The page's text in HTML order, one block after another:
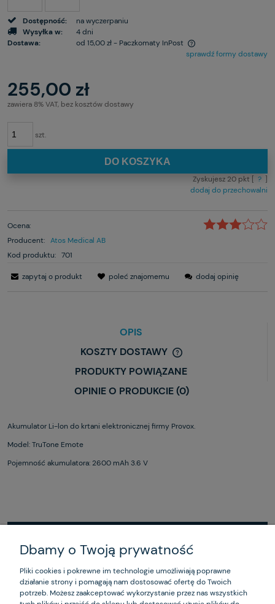
Dostępność:
na wyczerpaniu
Wysyłka w:
4 dni
Dostawa:
od 15,00 zł- Paczkomaty InPost
sprawdź formy dostawy
255,00 zł
zawiera 8% VAT, bez kosztów dostawy
szt.
DO KOSZYKA
Zyskujesz 20 pkt [ ? ]
dodaj do przechowalni
Ocena:
Producent: Atos Medical AB
Kod produktu: 701
zapytaj o produkt poleć znajomemu dodaj opinię
OPIS
KOSZTY DOSTAWY
PRODUKTY POWIĄZANE
OPINIE O PRODUKCIE (0)
Akumulator Li-lon do krtani elektronicznej firmy Provox.
Model: TruTone Emote
Pojemność akumulatora: 2600 mAh 3.6 V
ZAKUPY
POMOC
Dbamy o Twoją prywatność
Pliki cookies i pokrewne im technologie umożliwiają poprawne
działanie strony i pomagają nam dostosować ofertę do Twoich
potrzeb. Możesz zaakceptować wykorzystanie przez nas wszystkich